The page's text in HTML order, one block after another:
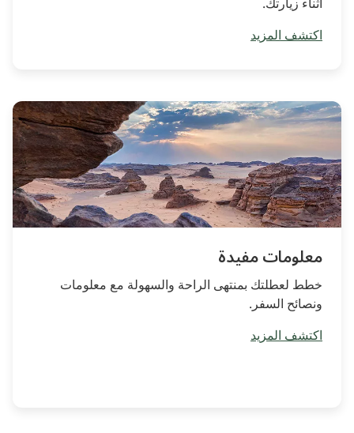
اكتشف المزيد
معلومات مفيدة
خطط لعطلتك بمنتهى الراحة والسهولة مع معلومات
ونصائح السفر.
اكتشف المزيد